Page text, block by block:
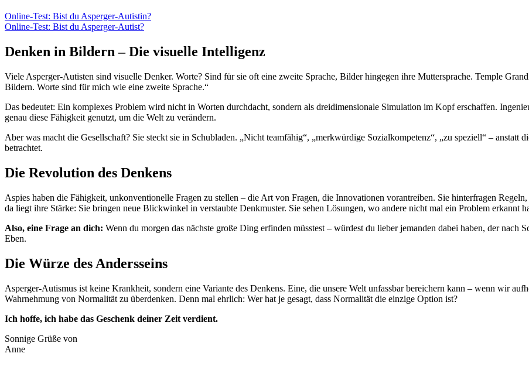
Online-Test: Bist du Asperger-Autistin?
Online-Test: Bist du Asperger-Autist?
Denken in Bildern – Die visuelle Intelligenz
Viele Asperger-Autisten sind visuelle Denker. Worte? Sind für sie oft eine zweite Sprache, Bilder hingegen ihre Muttersprache. Temple
Bildern. Worte sind für mich wie eine zweite Sprache.“
Das bedeutet: Ein komplexes Problem wird nicht in Worten durchdacht, sondern als dreidimensionale Simulation im Kopf erschaffen.
genau diese Fähigkeit genutzt, um die Welt zu verändern.
Aber was macht die Gesellschaft? Sie steckt sie in Schubladen. „Nicht teamfähig“, „merkwürdige Sozialkompetenz“, „zu speziell“ – anstatt
betrachtet.
Die Revolution des Denkens
Aspies haben die Fähigkeit, unkonventionelle Fragen zu stellen – die Art von Fragen, die Innovationen vorantreiben. Sie hinterfragen
da liegt ihre Stärke: Sie bringen neue Blickwinkel in verstaubte Denkmuster. Sie sehen Lösungen, wo andere nicht mal ein Problem
Also, eine Frage an dich: Wenn du morgen das nächste große Ding erfinden müsstest – würdest du lieber jemanden dabei haben, der nach
Eben.
Die Würze des Andersseins
Asperger-Autismus ist keine Krankheit, sondern eine Variante des Denkens. Eine, die unsere Welt unfassbar bereichern kann – wenn wir
Wahrnehmung von Normalität zu überdenken. Denn mal ehrlich: Wer hat je gesagt, dass Normalität die einzige Option ist?
Ich hoffe, ich habe das Geschenk deiner Zeit verdient.
Sonnige Grüße von
Anne